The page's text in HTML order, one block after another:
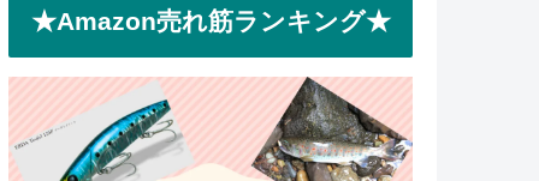
★Amazon売れ筋ランキング★